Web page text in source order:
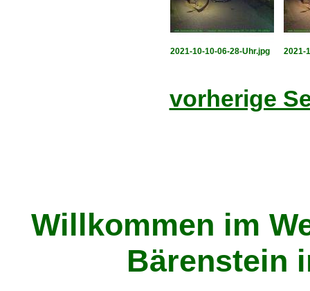
2021-10-10-06-28-Uhr.jpg 2021-
vorherige
Willkommen im
Bärenstein